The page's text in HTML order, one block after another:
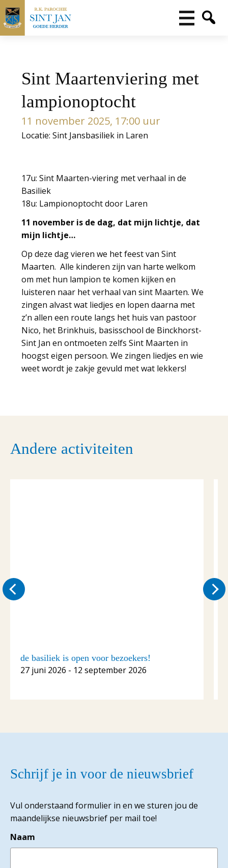
Sint Maartenviering met
lampionoptocht
11 november 2025, 17:00 uur
Locatie: Sint Jansbasiliek in Laren
17u: Sint Maarten-viering met verhaal in de
Basiliek
18u: Lampionoptocht door Laren
11 november is de dag, dat mijn lichtje, dat
mijn lichtje…
Op deze dag vieren we het feest van Sint
Maarten. Alle kinderen zijn van harte welkom
om met hun lampion te komen kijken en
luisteren naar het verhaal van sint Maarten. We
zingen alvast wat liedjes en lopen daarna met
z’n allen een route langs het huis van pastoor
Nico, het Brinkhuis, basisschool de Binckhorst-
Sint Jan en ontmoeten zelfs Sint Maarten in
hoogst eigen persoon. We zingen liedjes en wie
weet wordt je zakje gevuld met wat lekkers!
Andere activiteiten
de basiliek is open voor bezoekers!
27 juni 2026 - 12 september 2026
Schrijf je in voor de nieuwsbrief
Vul onderstaand formulier in en we sturen jou de
maandelijkse nieuwsbrief per mail toe!
Naam